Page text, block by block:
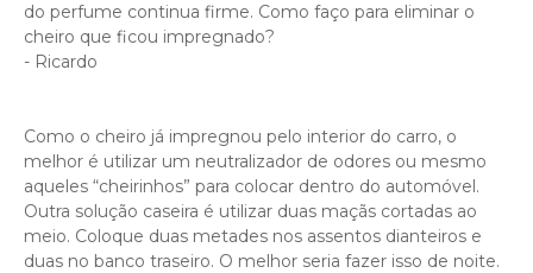
do perfume continua firme. Como faço para eliminar o
cheiro que ficou impregnado?
- Ricardo
Como o cheiro já impregnou pelo interior do carro, o
melhor é utilizar um neutralizador de odores ou mesmo
aqueles “cheirinhos” para colocar dentro do automóvel.
Outra solução caseira é utilizar duas maçãs cortadas ao
meio. Coloque duas metades nos assentos dianteiros e
duas no banco traseiro. O melhor seria fazer isso de noite.